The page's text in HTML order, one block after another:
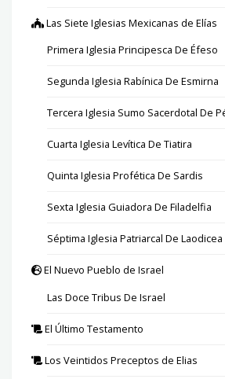
Las Siete Iglesias Mexicanas de Elías
Primera Iglesia Principesca De Éfeso
Segunda Iglesia Rabínica De Esmirna
Tercera Iglesia Sumo Sacerdotal De
Cuarta Iglesia Levítica De Tiatira
Quinta Iglesia Profética De Sardis
Sexta Iglesia Guiadora De Filadelfia
Séptima Iglesia Patriarcal De Laodicea
El Nuevo Pueblo de Israel
Las Doce Tribus De Israel
El Último Testamento
Los Veintidos Preceptos de Elias